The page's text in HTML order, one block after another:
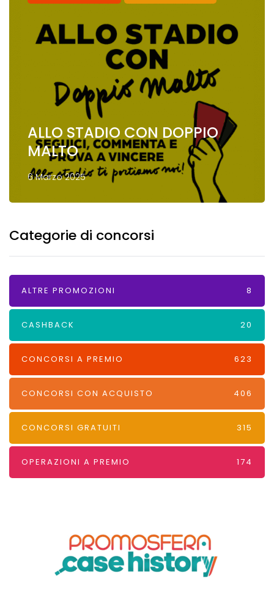
ALLO STADIO CON DOPPIO
MALTO
6 Marzo 2025
Categorie di concorsi
ALTRE PROMOZIONI 8
CASHBACK 20
CONCORSI A PREMIO 623
CONCORSI CON ACQUISTO 406
CONCORSI GRATUITI 315
OPERAZIONI A PREMIO 174